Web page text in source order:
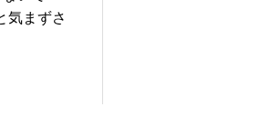
気まずさ